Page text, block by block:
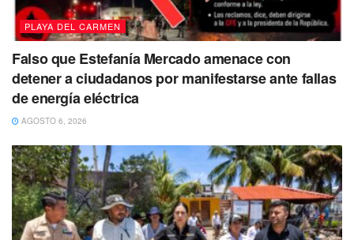
PLAYA DEL CARMEN
Falso que Estefanía Mercado amenace con
detener a ciudadanos por manifestarse ante fallas
de energía eléctrica
AGOSTO 6, 2026